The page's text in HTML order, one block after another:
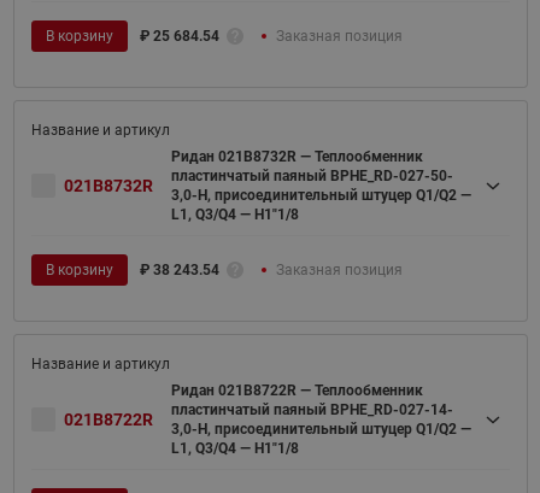
В корзину ₽ 25 684.54 Заказная позиция
021B8732R
Ридан 021B8732R — Теплообменник
пластинчатый паяный BPHE_RD-027-50-
3,0-H, присоединительный штуцер Q1/Q2 —
L1, Q3/Q4 — H1"1/8
В корзину ₽ 38 243.54 Заказная позиция
021B8722R
Ридан 021B8722R — Теплообменник
пластинчатый паяный BPHE_RD-027-14-
3,0-H, присоединительный штуцер Q1/Q2 —
L1, Q3/Q4 — H1"1/8